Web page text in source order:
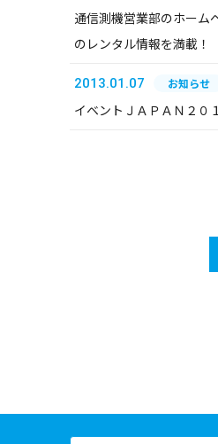
通信測機営業部のホー
のレンタル情報を満載！
2013.01.07 お知らせ
イベントＪＡＰＡＮ２０